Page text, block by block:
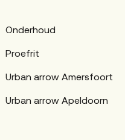
Onderhoud
Proefrit
Urban arrow Amersfoort
Urban arrow Apeldoorn